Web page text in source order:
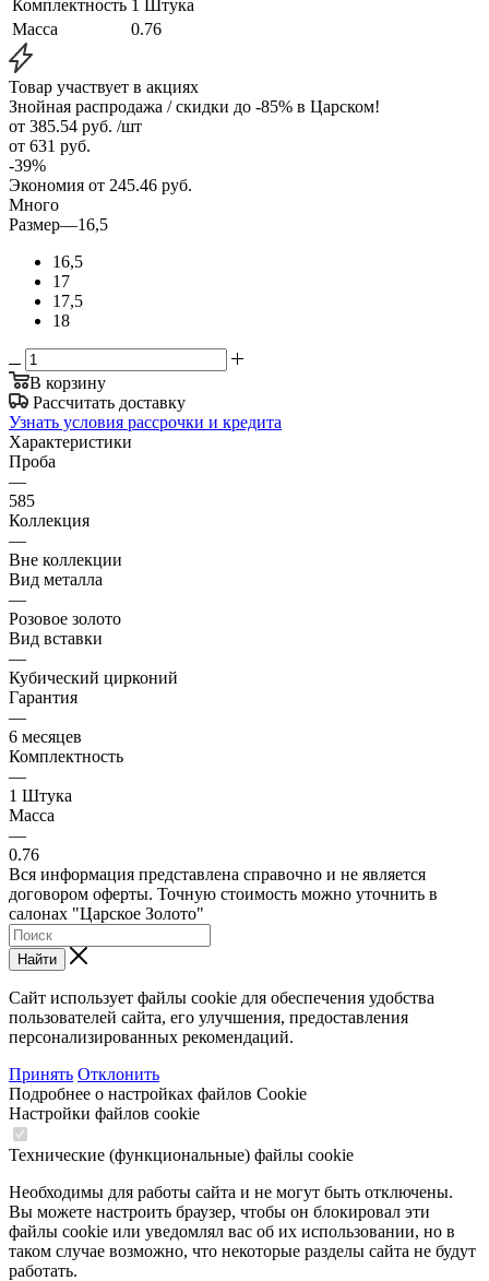
Комплектность 1 Штука
Масса
0.76
Товар участвует в акциях
Знойная распродажа / скидки до -85% в Царском!
от 385.54 руб. /шт
от 631 руб.
-39%
Экономия от 245.46 руб.
Много
Размер—16,5
16,5
17
17,5
18
В корзину
Рассчитать доставку
Узнать условия рассрочки и кредита
Характеристики
Проба
—
585
Коллекция
—
Вне коллекции
Вид металла
—
Розовое золото
Вид вставки
—
Кубический цирконий
Гарантия
—
6 месяцев
Комплектность
—
1 Штука
Масса
—
0.76
Вся информация представлена справочно и не является
договором оферты. Точную стоимость можно уточнить в
салонах "Царское Золото"
Найти
Сайт использует файлы cookie для обеспечения удобства
пользователей сайта, его улучшения, предоставления
персонализированных рекомендаций.
Принять Отклонить
Подробнее о настройках файлов Cookie
Настройки файлов cookie
Технические (функциональные) файлы cookie
Необходимы для работы сайта и не могут быть отключены.
Вы можете настроить браузер, чтобы он блокировал эти
файлы cookie или уведомлял вас об их использовании, но в
таком случае возможно, что некоторые разделы сайта не будут
работать.